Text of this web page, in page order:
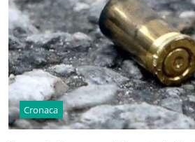
Cronaca